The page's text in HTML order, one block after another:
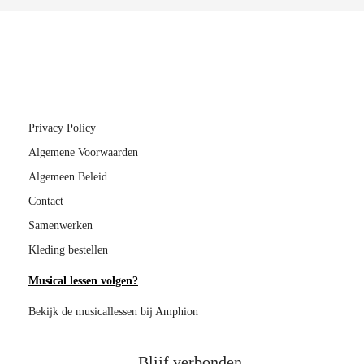
Privacy Policy
Algemene Voorwaarden
Algemeen Beleid
Contact
Samenwerken
Kleding bestellen
Musical lessen volgen?
Bekijk de musicallessen bij Amphion